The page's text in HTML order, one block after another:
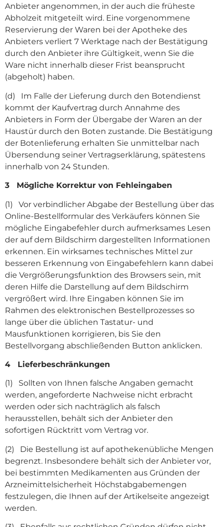
Anbieter angenommen, in der auch die früheste
Abholzeit mitgeteilt wird. Eine vorgenommene
Reservierung der Waren bei der Apotheke des
Anbieters verliert 7 Werktage nach der Bestätigung
durch den Anbieter ihre Gültigkeit, wenn Sie die
Ware nicht innerhalb dieser Frist beansprucht
(abgeholt) haben.
(d) Im Falle der Lieferung durch den Botendienst
kommt der Kaufvertrag durch Annahme des
Anbieters in Form der Übergabe der Waren an der
Haustür durch den Boten zustande. Die Bestätigung
der Botenlieferung erhalten Sie unmittelbar nach
Übersendung seiner Vertragserklärung, spätestens
innerhalb von 24 Stunden.
3 Mögliche Korrektur von Fehleingaben
(1) Vor verbindlicher Abgabe der Bestellung über das
Online-Bestellformular des Verkäufers können Sie
mögliche Eingabefehler durch aufmerksames Lesen
der auf dem Bildschirm dargestellten Informationen
erkennen. Ein wirksames technisches Mittel zur
besseren Erkennung von Eingabefehlern kann dabei
die Vergrößerungsfunktion des Browsers sein, mit
deren Hilfe die Darstellung auf dem Bildschirm
vergrößert wird. Ihre Eingaben können Sie im
Rahmen des elektronischen Bestellprozesses so
lange über die üblichen Tastatur- und
Mausfunktionen korrigieren, bis Sie den
Bestellvorgang abschließenden Button anklicken.
4 Lieferbeschränkungen
(1) Sollten von Ihnen falsche Angaben gemacht
werden, angeforderte Nachweise nicht erbracht
werden oder sich nachträglich als falsch
herausstellen, behält sich der Anbieter den
sofortigen Rücktritt vom Vertrag vor.
(2) Die Bestellung ist auf apothekenübliche Mengen
begrenzt. Insbesondere behält sich der Anbieter vor,
bei bestimmten Medikamenten aus Gründen der
Arzneimittelsicherheit Höchstabgabemengen
festzulegen, die Ihnen auf der Artikelseite angezeigt
werden.